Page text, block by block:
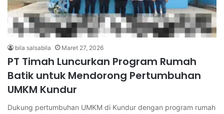
bila salsabila Maret 27, 2026
PT Timah Luncurkan Program Rumah
Batik untuk Mendorong Pertumbuhan
UMKM Kundur
Dukung pertumbuhan UMKM di Kundur dengan program rumah